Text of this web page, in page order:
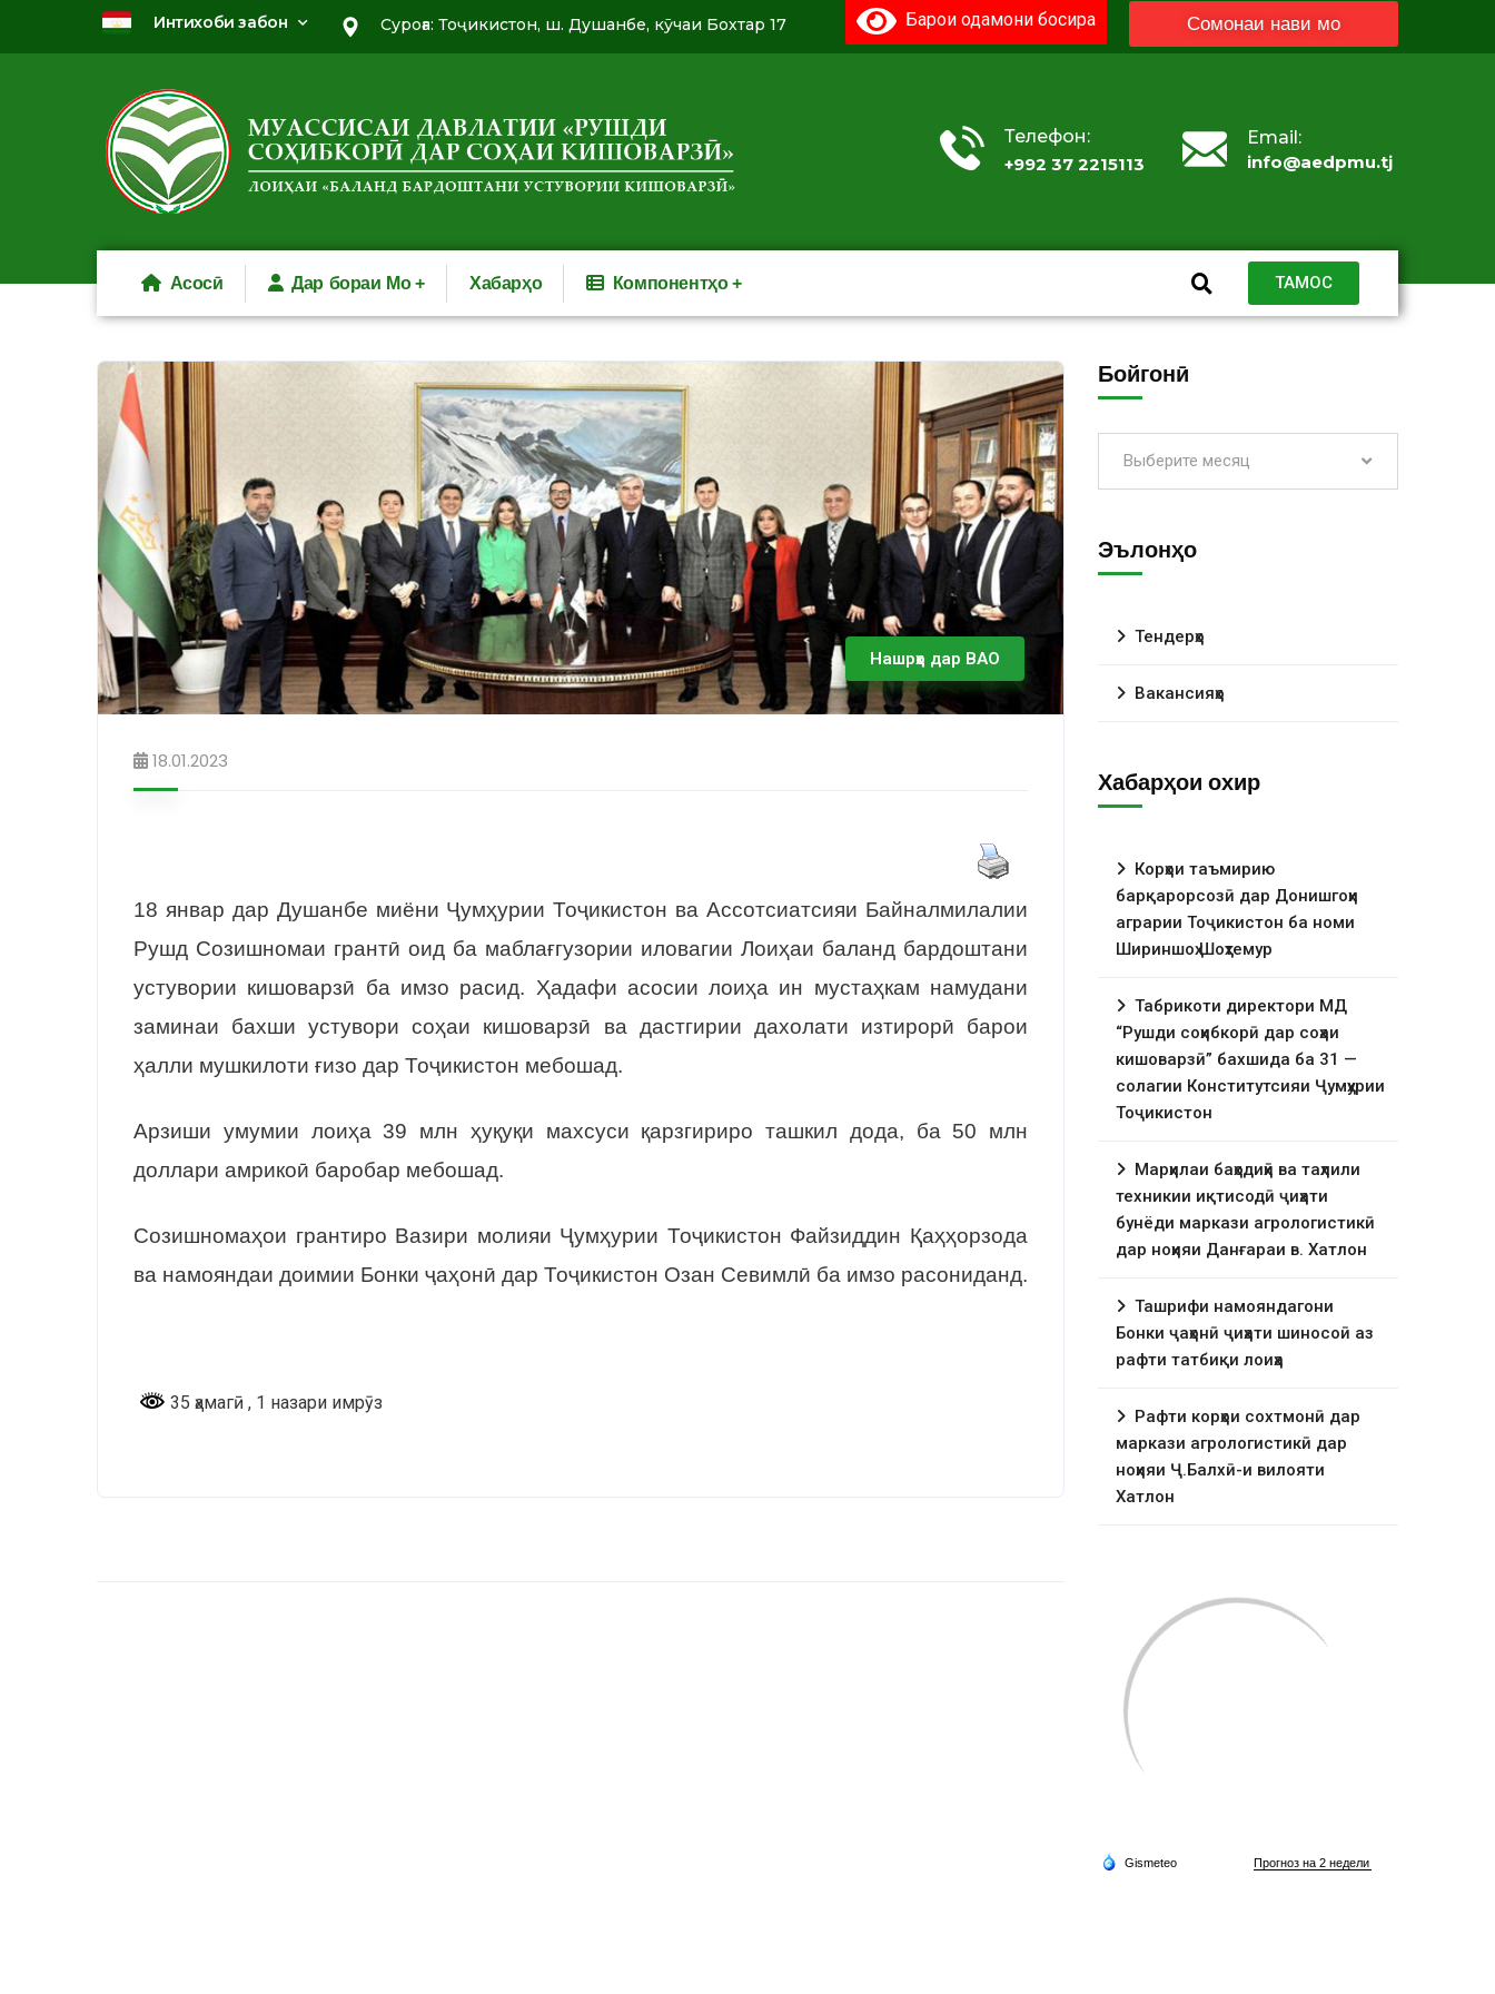
Интихоби забон Суроға: Тоҷикистон, ш. Душанбе, кӯчаи Бохтар 17 Барои одамони босира Сомонаи нави мо
Телефон:
+992 37 2215113
Email:
info@aedpmu.tj
Асосӣ Дар бораи Мо Хабарҳо Компонентҳо ТАМОС
Нашрҳо дар ВАО
18.01.2023
18 январ дар Душанбе миёни Ҷумҳурии Тоҷикистон ва Ассотсиатсияи Байналмилалии
Рушд Созишномаи грантӣ оид ба маблағгузории иловагии Лоиҳаи баланд бардоштани
устувории кишоварзӣ ба имзо расид. Ҳадафи асосии лоиҳа ин мустаҳкам намудани
заминаи бахши устувори соҳаи кишоварзӣ ва дастгирии дахолати изтирорӣ барои
ҳалли мушкилоти ғизо дар Тоҷикистон мебошад.
Арзиши умумии лоиҳа 39 млн ҳуқуқи махсуси қарзгириро ташкил дода, ба 50 млн
доллари амрикоӣ баробар мебошад.
Созишномаҳои грантиро Вазири молияи Ҷумҳурии Тоҷикистон Файзиддин Қаҳҳорзода
ва намояндаи доимии Бонки ҷаҳонӣ дар Тоҷикистон Озан Севимлӣ ба имзо расониданд.
35 ҳамагӣ , 1 назари имрӯз
Бойгонӣ
Выберите месяц
Эълонҳо
Тендерҳо
Вакансияҳо
Хабарҳои охир
Корҳои таъмирию
барқарорсозӣ дар Донишгоҳи
аграрии Тоҷикистон ба номи
Шириншоҳ Шоҳтемур
Табрикоти директори МД
“Рушди соҳибкорӣ дар соҳаи
кишоварзӣ” бахшида ба 31 —
солагии Конститутсияи Ҷумҳурии
Тоҷикистон
Марҳилаи баҳодиҳӣ ва таҳлили
техникии иқтисодӣ ҷиҳати
бунёди маркази агрологистикӣ
дар ноҳияи Данғараи в. Хатлон
Ташрифи намояндагони
Бонки ҷаҳонӣ ҷиҳати шиносоӣ аз
рафти татбиқи лоиҳа
Рафти корҳои сохтмонӣ дар
маркази агрологистикӣ дар
ноҳияи Ҷ.Балхӣ-и вилояти
Хатлон